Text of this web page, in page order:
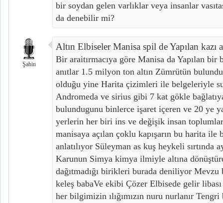
bir soydan gelen varlıklar veya insanlar
da denebilir mi?
Şahin
Altın Elbiseler Manisa spil de Yapılan kazı
Bir araitırmacıya göre Manisa da Yapılan
anıtlar 1.5 milyon ton altın Zümrütün
olduğu yine Harita çizimleri ile belgeleriyle
Andromeda ve sirius gibi 7 kat gökle
bulundugunu binlerce işaret içeren ve 20 ye
yerlerin her biri ins ve değişik insan
manisaya açılan çoklu kapışarın bu harita ile
anlatılıyor Süleyman as kuş heykeli sırtında
Karunun Simya kimya ilmiyle altına
dağıtmadığı birikleri burada deniliyor Mevzu
keleş babaVe ekibi Çözer Elbisede gelir
her bilgimizin ılığımızın nuru nurlanır